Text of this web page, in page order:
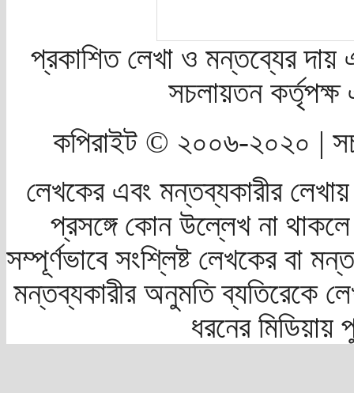
প্রকাশিত লেখা ও মন্তব্যের দায়
সচলায়তন
কপিরাইট © ২০০৬-২০২০ |
লেখকের এবং মন্তব্যকারীর
প্রসঙ্গে কোন উল্লেখ না
সম্পূর্ণভাবে সংশ্লিষ্ট লেখকের বা
মন্তব্যকারীর অনুমতি ব্যতিরেকে
ধরনের মিডিয়ায়